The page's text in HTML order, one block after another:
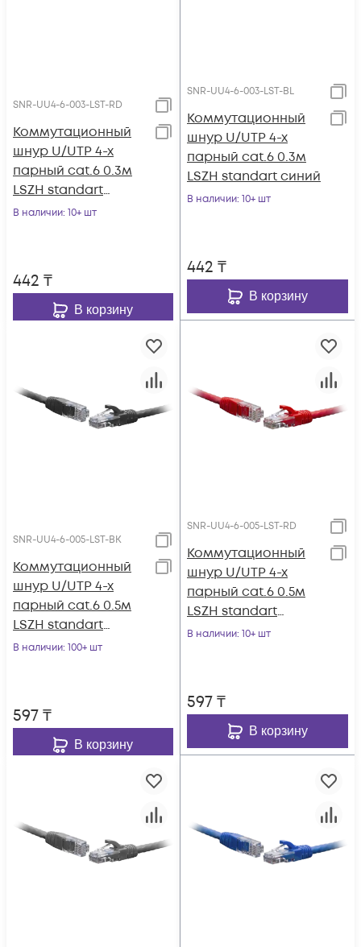
SNR-UU4-6-003-LST-RD
Коммутационный
шнур U/UTP 4-х
парный cat.6 0.3м
LSZH standart
красный
В наличии: 10+ шт
442 ₸
В корзину
SNR-UU4-6-003-LST-BL
Коммутационный
шнур U/UTP 4-х
парный cat.6 0.3м
LSZH standart синий
В наличии: 10+ шт
442 ₸
В корзину
SNR-UU4-6-005-LST-BK
Коммутационный
шнур U/UTP 4-х
парный cat.6 0.5м
LSZH standart
чёрный
В наличии: 100+ шт
597₸
В корзину
SNR-UU4-6-005-LST-RD
Коммутационный
шнур U/UTP 4-х
парный cat.6 0.5м
LSZH standart
красный
В наличии: 10+ шт
597₸
В корзину